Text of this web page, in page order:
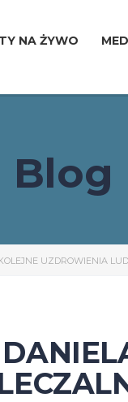
NA ŻYWO
Blog
UZDROWIENIA